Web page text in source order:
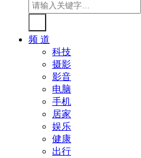
频 道
科技
摄影
影音
电脑
手机
居家
娱乐
健康
出行